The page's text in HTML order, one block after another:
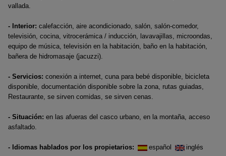
vallada.
- Interior: calefacción, aire acondicionado, salón, salón-comedor,
televisión, cocina, vitrocerámica / inducción, lavavajillas, microondas,
equipo de música, televisión en la habitación, baño en la habitación,
bañera de hidromasaje (jacuzzi).
- Servicios: conexión a internet, cuna para bebé disponible, bicicleta
disponible, documentación disponible sobre la zona, rutas guiadas,
Restaurante, se sirven comidas, se sirven cenas.
- Situación: en las afueras del casco urbano, en la montaña, acceso
asfaltado.
- Idiomas hablados por los propietarios: español inglés